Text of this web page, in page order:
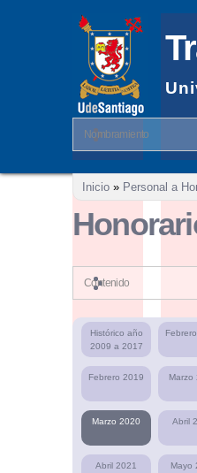
Nombramiento
Se
Inicio » Personal a
Contenido
Histórico año
2009 a 2017
Febrero 2019 Marzo
Marzo 2020 Abril
Abril 2021 Mayo